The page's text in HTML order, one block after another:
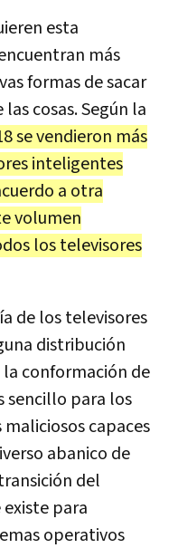
esta
más
formas de sacar
cosas. Según la
se vendieron más
inteligentes
a otra
volumen
los televisores
de los televisores
distribución
conformación de
sencillo para los
capaces
abanico de
del
para
operativos